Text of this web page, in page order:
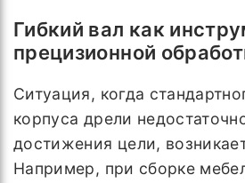
Гибкий вал как
прецизионной
Ситуация, когда
корпуса дрели
достижения цели,
Например, при сборке